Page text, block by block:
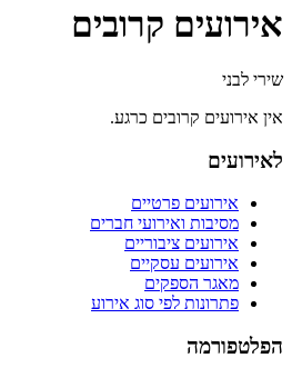
אירועים קרובים
שירי לבני
אין אירועים קרובים כרגע.
לאירועים
אירועים פרטיים
מסיבות ואירועי חברים
אירועים ציבוריים
אירועים עסקיים
מאגר הספקים
פתרונות לפי סוג אירוע
הפלטפורמה